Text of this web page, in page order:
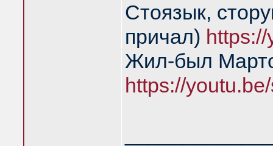
Стоязык,
причал)
Жил-был
https://